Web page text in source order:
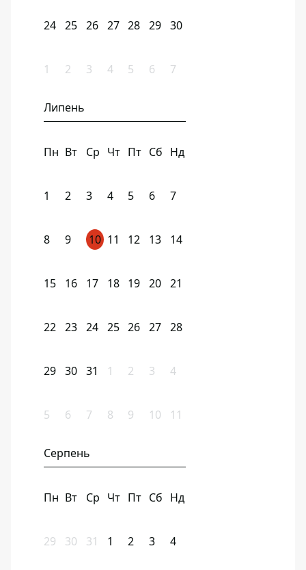
24 25 26 27 28 29 30
1 2 3 4 5 6 7
Липень
Пн Вт Ср Чт Пт Сб Нд
1 2 3 4 5 6 7
8 9 10 11 12 13 14
15 16 17 18 19 20 21
22 23 24 25 26 27 28
29 30 31 1 2 3 4
5 6 7 8 9 10 11
Серпень
Пн Вт Ср Чт Пт Сб Нд
29 30 31 1 2 3 4